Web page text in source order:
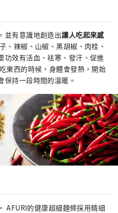
並有意識地創造出讓人吃起來感
、辣椒、山椒、黑胡椒、肉桂、
功效有活血、祛寒、發汗、促進
東西的時候，身體會發熱，開始
保持一段時間的溫暖。
AFURI的健康超細麵條採用精細